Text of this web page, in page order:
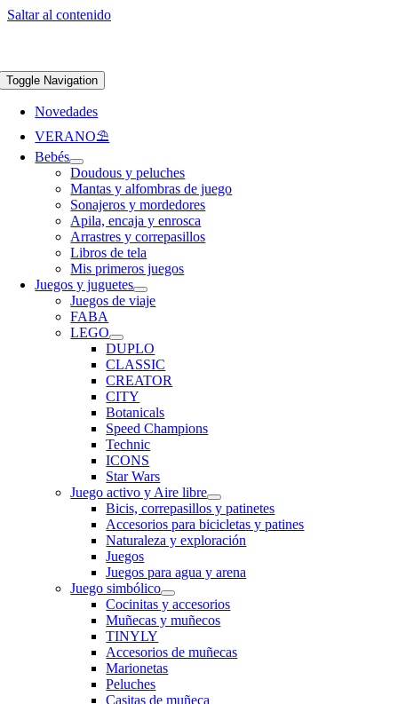
Saltar al contenido
Toggle Navigation
Novedades
VERANO⛱️​
Bebés
Doudous y peluches
Mantas y alfombras de juego
Sonajeros y mordedores
Apila, encaja y enrosca
Arrastres y correpasillos
Libros de tela
Mis primeros juegos
Juegos y juguetes
Juegos de viaje
FABA
LEGO
DUPLO
CLASSIC
CREATOR
CITY
Botanicals
Speed Champions
Technic
ICONS
Star Wars
Juego activo y Aire libre
Bicis, correpasillos y patinetes
Accesorios para bicicletas y patines
Naturaleza y exploración
Juegos
Juegos para agua y arena
Juego simbólico
Cocinitas y accesorios
Muñecas y muñecos
TINYLY
Accesorios de muñecas
Marionetas
Peluches
Casitas de muñeca